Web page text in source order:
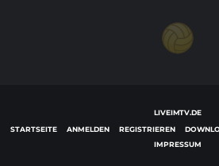
LIVEIMTV.DE
STARTSEITE
ANMELDEN REGISTRIEREN
IMPRESSUM